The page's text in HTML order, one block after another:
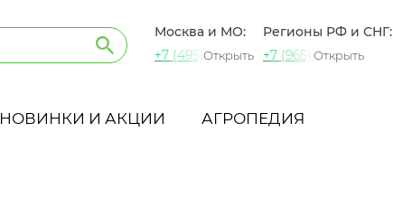
Москва и МО:
+7 (495) 721-60-15
Открыть
Регионы РФ и СНГ:
+7 (965) 420-10-10
Открыть
НОВИНКИ И АКЦИИ АГРОПЕДИЯ